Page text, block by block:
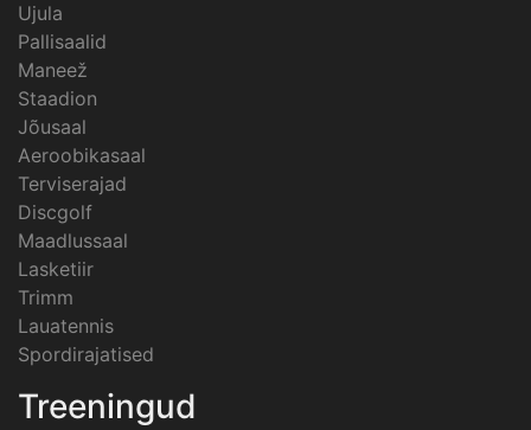
Ujula
Pallisaalid
Maneež
Staadion
Jõusaal
Aeroobikasaal
Terviserajad
Discgolf
Maadlussaal
Lasketiir
Trimm
Lauatennis
Spordirajatised
Treeningud